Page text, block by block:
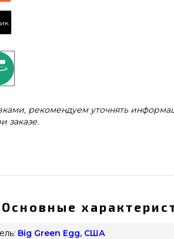
рекомендуем уточнять
заказе.
Основные
Big Green Egg, США